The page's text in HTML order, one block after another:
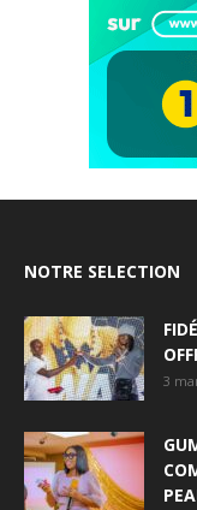
NOTRE SELECTION
3